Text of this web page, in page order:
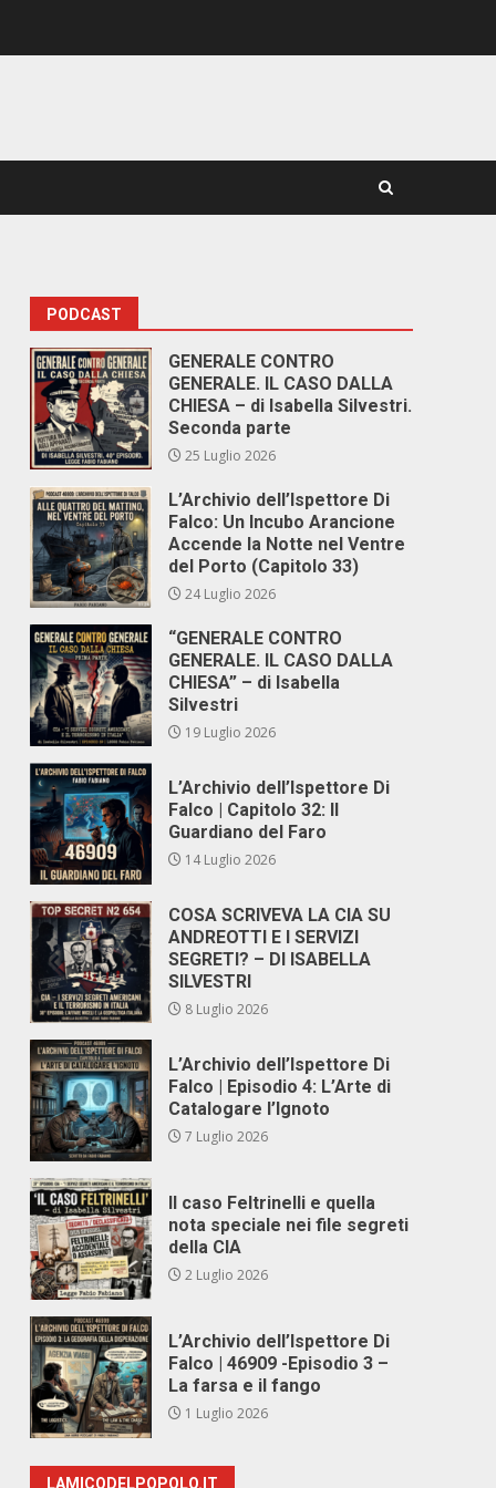
PODCAST
GENERALE CONTRO
GENERALE. IL CASO DALLA
CHIESA – di Isabella Silvestri.
Seconda parte
25 Luglio 2026
L’Archivio dell’Ispettore Di
Falco: Un Incubo Arancione
Accende la Notte nel Ventre
del Porto (Capitolo 33)
24 Luglio 2026
“GENERALE CONTRO
GENERALE. IL CASO DALLA
CHIESA” – di Isabella
Silvestri
19 Luglio 2026
L’Archivio dell’Ispettore Di
Falco | Capitolo 32: Il
Guardiano del Faro
14 Luglio 2026
COSA SCRIVEVA LA CIA SU
ANDREOTTI E I SERVIZI
SEGRETI? – DI ISABELLA
SILVESTRI
8 Luglio 2026
L’Archivio dell’Ispettore Di
Falco | Episodio 4: L’Arte di
Catalogare l’Ignoto
7 Luglio 2026
Il caso Feltrinelli e quella
nota speciale nei file segreti
della CIA
2 Luglio 2026
L’Archivio dell’Ispettore Di
Falco | 46909 -Episodio 3 –
La farsa e il fango
1 Luglio 2026
LAMICODELPOPOLO.IT